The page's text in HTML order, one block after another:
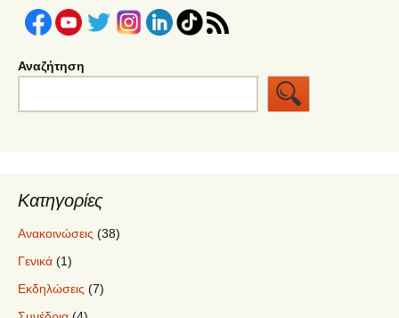
Αναζήτηση
Κατηγορίες
Ανακοινώσεις (38)
Γενικά (1)
Εκδηλώσεις (7)